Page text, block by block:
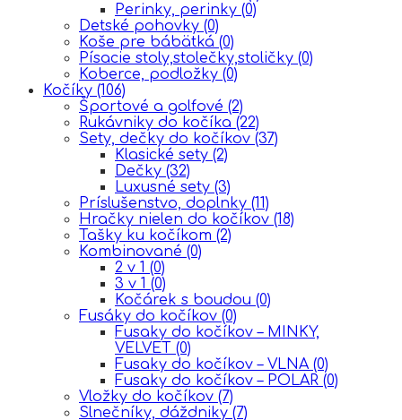
Perinky, perinky (0)
Detské pohovky (0)
Koše pre bábätká (0)
Písacie stoly,stolečky,stoličky (0)
Koberce, podložky (0)
Kočíky (106)
Športové a golfové (2)
Rukávniky do kočíka (22)
Sety, dečky do kočíkov (37)
Klasické sety (2)
Dečky (32)
Luxusné sety (3)
Príslušenstvo, doplnky (11)
Hračky nielen do kočíkov (18)
Tašky ku kočíkom (2)
Kombinované (0)
2 v 1 (0)
3 v 1 (0)
Kočárek s boudou (0)
Fusáky do kočíkov (0)
Fusaky do kočíkov – MINKY,
VELVET (0)
Fusaky do kočíkov – VLNA (0)
Fusaky do kočíkov – POLAR (0)
Vložky do kočíkov (7)
Slnečníky, dáždniky (7)